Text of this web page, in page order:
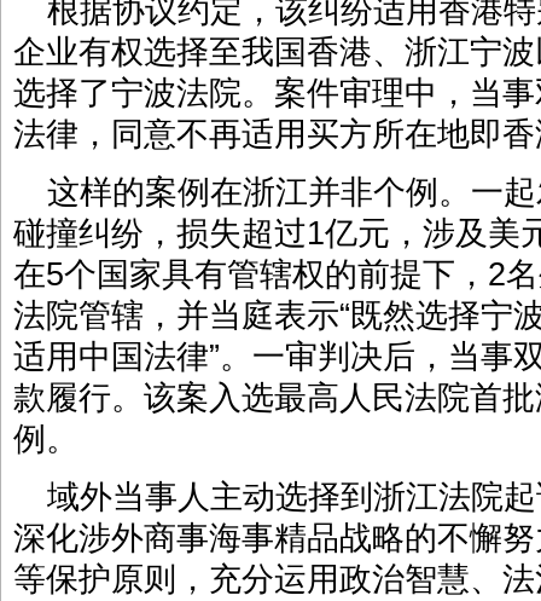
根据协议约定，该纠纷适用香港
企业有权选择至我国香港、浙江宁
选择了宁波法院。案件审理中，当
法律，同意不再适用买方所在地即
这样的案例在浙江并非个例。一
碰撞纠纷，损失超过1亿元，涉及美
在5个国家具有管辖权的前提下，2
法院管辖，并当庭表示“既然选择宁
适用中国法律”。一审判决后，当事
款履行。该案入选最高人民法院首
例。
域外当事人主动选择到浙江法院
深化涉外商事海事精品战略的不懈
等保护原则，充分运用政治智慧、